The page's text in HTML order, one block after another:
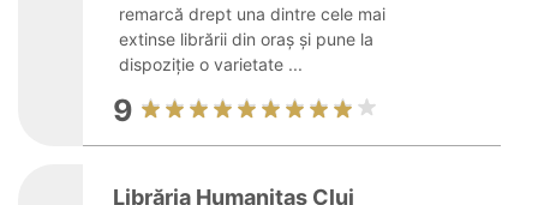
remarcă drept una dintre cele mai
extinse librării din oraș și pune la
dispoziție o varietate ...
9
Librăria Humanitas Cluj